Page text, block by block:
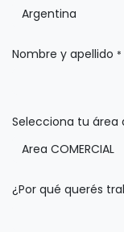
Nombre y apellido *
Selecciona tu área
¿Por qué querés